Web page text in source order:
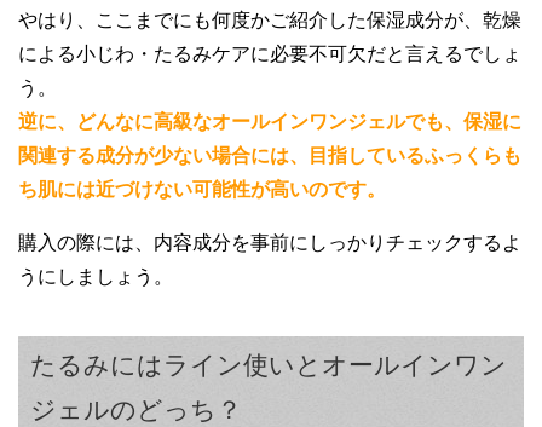
やはり、ここまでにも何度かご紹介した保湿成分が、乾燥
による小じわ・たるみケアに必要不可欠だと言えるでしょ
う。
逆に、どんなに高級なオールインワンジェルでも、保湿に
関連する成分が少ない場合には、目指しているふっくらも
ち肌には近づけない可能性が高いのです。
購入の際には、内容成分を事前にしっかりチェックするよ
うにしましょう。
たるみにはライン使いとオールインワン
ジェルのどっち？